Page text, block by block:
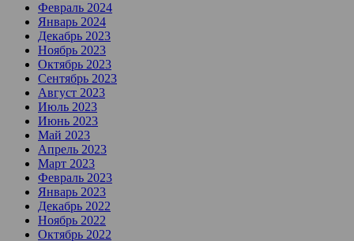
Февраль 2024
Январь 2024
Декабрь 2023
Ноябрь 2023
Октябрь 2023
Сентябрь 2023
Август 2023
Июль 2023
Июнь 2023
Май 2023
Апрель 2023
Март 2023
Февраль 2023
Январь 2023
Декабрь 2022
Ноябрь 2022
Октябрь 2022